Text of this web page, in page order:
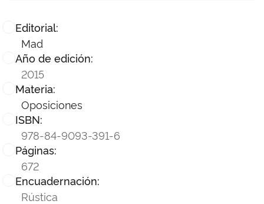
Editorial:
Mad
Año de edición:
2015
Materia:
Oposiciones
ISBN:
978-84-9093-391-6
Páginas:
672
Encuadernación:
Rústica